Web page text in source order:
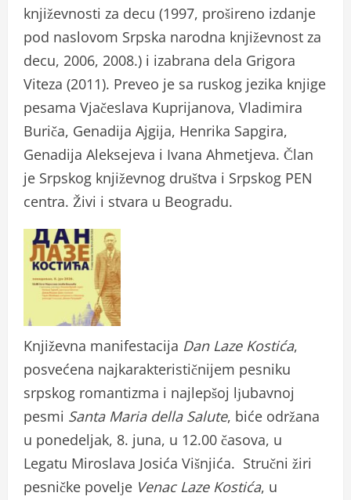
književnosti za decu (1997, prošireno izdanje
pod naslovom Srpska narodna književnost za
decu, 2006, 2008.) i izabrana dela Grigora
Viteza (2011). Preveo je sa ruskog jezika knjige
pesama Vjačeslava Kuprijanova, Vladimira
Buriča, Genadija Ajgija, Henrika Sapgira,
Genadija Aleksejeva i Ivana Ahmetjeva. Član
je Srpskog književnog društva i Srpskog PEN
centra. Živi i stvara u Beogradu.
Književna manifestacija Dan Laze Kostića,
posvećena najkarakterističnijem pesniku
srpskog romantizma i najlepšoj lјubavnoj
pesmi Santa Maria della Salute, biće održana
u ponedeljak, 8. juna, u 12.00 časova, u
Legatu Miroslava Josića Višnjića. Stručni žiri
pesničke povelјe Venac Laze Kostića, u